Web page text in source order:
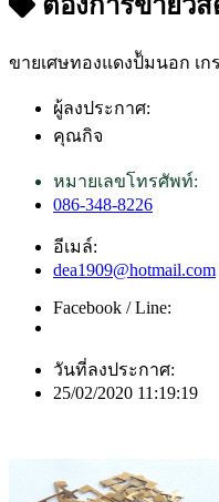
ขายเศษทองแดงป้ัมนอก เก
ผู้ลงประกาศ:
คุณกิจ
หมายเลขโทรศัพท์:
086-348-8226
อีเมล์:
dea1909@hotmail.com
Facebook / Line:
วันที่ลงประกาศ:
25/02/2020 11:19:19